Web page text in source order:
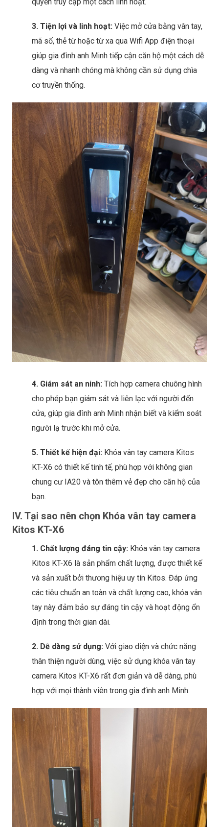
3. Tiện lợi và linh hoạt: Việc mở cửa bằng vân tay,
mã số, thẻ từ hoặc từ xa qua Wifi App điện thoại
giúp gia đình anh Minh tiếp cận căn hộ một cách dễ
dàng và nhanh chóng mà không cần sử dụng chìa
cơ truyền thống.
4. Giám sát an ninh: Tích hợp camera chuông hình
cho phép bạn giám sát và liên lạc với người đến
cửa, giúp gia đình anh Minh nhận biết và kiểm soát
người lạ trước khi mở cửa.
5. Thiết kế hiện đại: Khóa vân tay camera Kitos
KT-X6 có thiết kế tinh tế, phù hợp với không gian
chung cư IA20 và tôn thêm vẻ đẹp cho căn hộ của
bạn.
IV. Tại sao nên chọn Khóa vân tay camera
Kitos KT-X6
1. Chất lượng đáng tin cậy: Khóa vân tay camera
Kitos KT-X6 là sản phẩm chất lượng, được thiết kế
và sản xuất bởi thương hiệu uy tín Kitos. Đáp ứng
các tiêu chuẩn an toàn và chất lượng cao, khóa vân
tay này đảm bảo sự đáng tin cậy và hoạt động ổn
định trong thời gian dài.
2. Dễ dàng sử dụng: Với giao diện và chức năng
thân thiện người dùng, việc sử dụng khóa vân tay
camera Kitos KT-X6 rất đơn giản và dễ dàng, phù
hợp với mọi thành viên trong gia đình anh Minh.